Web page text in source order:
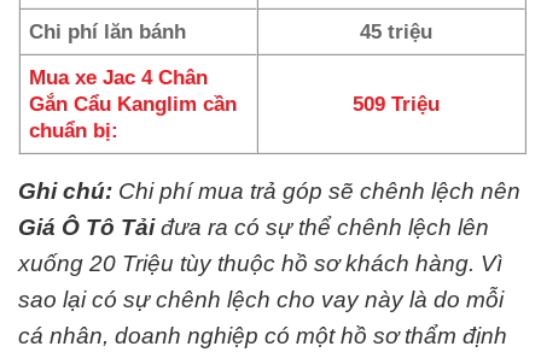
Chi phí lăn bánh
45 triệu
Mua xe Jac 4 Chân
Gắn Cẩu Kanglim cần
chuẩn bị:
509 Triệu
Ghi chú: Chi phí mua trả góp sẽ chênh lệch nên
Giá Ô Tô Tảiđưa ra có sự thể chênh lệch lên
xuống 20 Triệu tùy thuộc hồ sơ khách hàng. Vì
sao lại có sự chênh lệch cho vay này là do mỗi
cá nhân, doanh nghiệp có một hồ sơ thẩm định